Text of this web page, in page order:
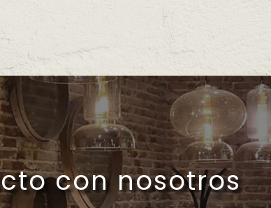
con nosotros